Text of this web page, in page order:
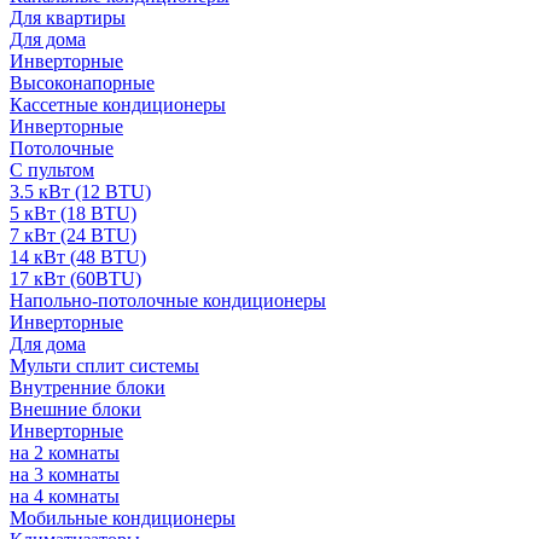
Для квартиры
Для дома
Инверторные
Высоконапорные
Кассетные кондиционеры
Инверторные
Потолочные
С пультом
3.5 кВт (12 BTU)
5 кВт (18 BTU)
7 кВт (24 BTU)
14 кВт (48 BTU)
17 кВт (60BTU)
Напольно-потолочные кондиционеры
Инверторные
Для дома
Мульти сплит системы
Внутренние блоки
Внешние блоки
Инверторные
на 2 комнаты
на 3 комнаты
на 4 комнаты
Мобильные кондиционеры